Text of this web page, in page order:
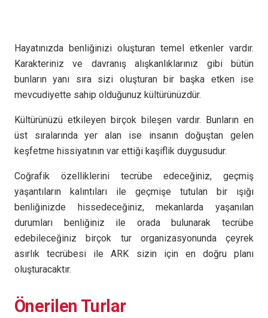
Hayatınızda benliğinizi oluşturan temel etkenler vardır.
Karakteriniz ve davranış alışkanlıklarınız gibi bütün
bunların yanı sıra sizi oluşturan bir başka etken ise
mevcudiyette sahip olduğunuz kültürünüzdür.
Kültürünüzü etkileyen birçok bileşen vardır. Bunların en
üst sıralarında yer alan ise insanın doğuştan gelen
keşfetme hissiyatının var ettiği kaşiflik duygusudur.
Coğrafik özelliklerini tecrübe edeceğiniz, geçmiş
yaşantıların kalıntıları ile geçmişe tutulan bir ışığı
benliğinizde hissedeceğiniz, mekanlarda yaşanılan
durumları benliğiniz ile orada bulunarak tecrübe
edebileceğiniz birçok tur organizasyonunda çeyrek
asırlık tecrübesi ile ARK sizin için en doğru planı
oluşturacaktır.
Önerilen Turlar